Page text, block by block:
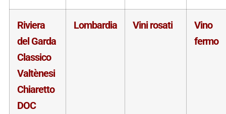
Riviera
del Garda
Classico
Valtènesi
Chiaretto
DOC
Lombardia Vini rosati
Vino
fermo